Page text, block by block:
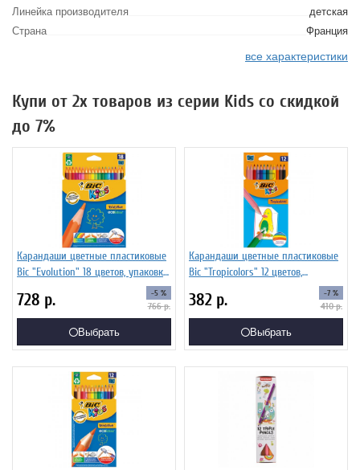
Линейка производителя
детская
Страна
Франция
все характеристики
Купи от 2х товаров из серии Kids со скидкой
до 7%
Карандаши цветные пластиковые
Bic "Evolution" 18 цветов, упаковка
728 р. -5 %
766р.
Выбрать
Карандаши цветные пластиковые
Bic "Tropicolors" 12 цветов,
382 р. -7 %
410р.
Выбрать